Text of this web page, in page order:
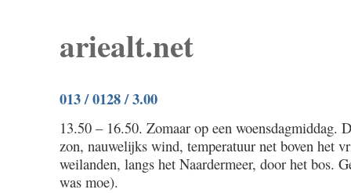
ariealt.net
013 / 0128 / 3.00
13.50 – 16.50. Zomaar op een woensdagmiddag.
zon, nauwelijks wind, temperatuur net boven het
weilanden, langs het Naardermeer, door het bos.
was moe).